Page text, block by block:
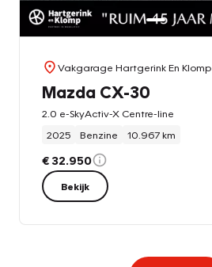
Vakgarage Hartgerink En Klomp
Mazda CX-30
2.0 e-SkyActiv-X Centre-line
2025
Benzine 10.967 km
€ 32.950
Bekijk